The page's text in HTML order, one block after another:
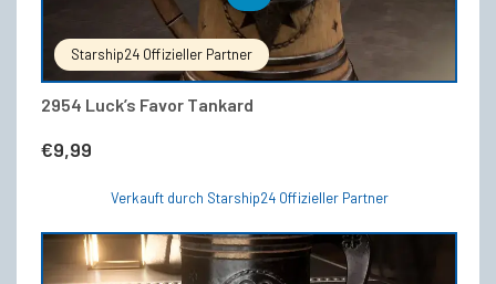
Starship24 Offizieller Partner
2954 Luck’s Favor Tankard
€9,99
Verkauft durch Starship24 Offizieller Partner